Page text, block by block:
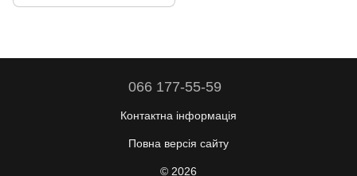
066 177-55-59
Контактна інформація
Повна версія сайту
© 2026